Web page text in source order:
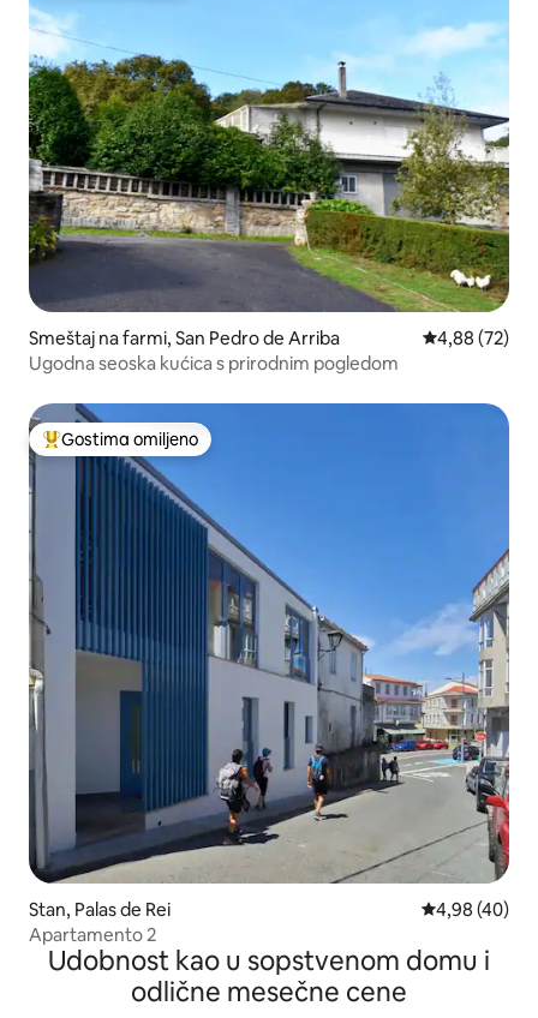
Smeštaj na farmi, San Pedro de Arriba Prosečna
4,88 (72)
Ugodna seoska kućica s prirodnim pogledom
Najuspešniji među gostima omiljenim
Gostima omiljeno
Stan, Palas de Rei Prosečna
4,98 (40)
Apartamento 2
Udobnost kao u sopstvenom domu i
odlične mesečne cene